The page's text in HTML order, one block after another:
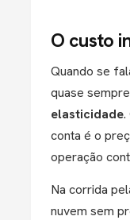
O custo
Quando se
quase
elasticidade.
conta é o
operação
Na corrida
nuvem sem